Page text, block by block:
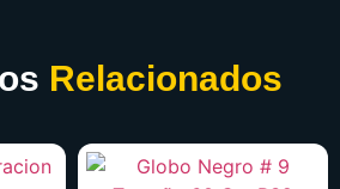
Relacionados